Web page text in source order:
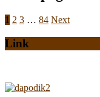
1 2 3 … 84 Next
Link